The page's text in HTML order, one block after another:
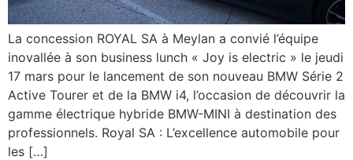
La concession ROYAL SA à Meylan a convié l’équipe
inovallée à son business lunch « Joy is electric » le jeudi
17 mars pour le lancement de son nouveau BMW Série 2
Active Tourer et de la BMW i4, l’occasion de découvrir la
gamme électrique hybride BMW-MINI à destination des
professionnels. Royal SA : L’excellence automobile pour
les […]